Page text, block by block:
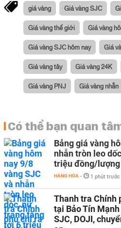
giá vàng Giá vàng SJC
Giá vàng thế giới Giá vàng
Giá vàng SJC hôm nay Giá
Giá vàng tây Giá vàng 24K
Giá vàng PNJ Giá vàng nhẫn
Có thể bạn quan
Bảng giá vàng
nhẫn tròn leo
triệu đồng/lượng
HÀNG HÓA - 1 phút trước
Thanh tra Chính
tại Bảo Tín
SJC, DOJI,